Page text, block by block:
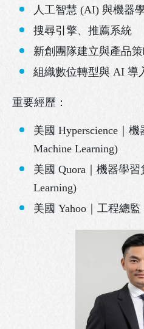
人工智慧 (AI) 與機器
搜尋引擎、推薦系統
新創團隊建立與產品
組織數位轉型與 AI 導
重要經歷：
美國 Hyperscience｜
Machine Learning)
美國 Quora｜機器學習
Learning)
美國 Yahoo｜工程總